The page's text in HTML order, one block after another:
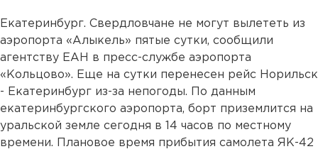
Екатеринбург. Свердловчане не могут вылететь из
аэропорта «Алыкель» пятые сутки, сообщили
агентству ЕАН в пресс-службе аэропорта
«Кольцово». Еще на сутки перенесен рейс Норильск
- Екатеринбург из-за непогоды. По данным
екатеринбургского аэропорта, борт приземлится на
уральской земле сегодня в 14 часов по местному
времени. Плановое время прибытия самолета ЯК-42